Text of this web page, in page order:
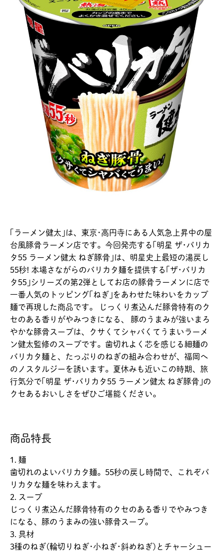
｢ラーメン健太｣は、東京･高円寺にある人気急上昇中の屋
台風豚骨ラーメン店です。今回発売する｢明星 ザ･バリカ
タ55 ラーメン健太 ねぎ豚骨｣は、明星史上最短の湯戻し
55秒! 本場さながらのバリカタ麺を提供する｢ザ･バリカ
タ55｣シリーズの第2弾としてお店の豚骨ラーメンに店で
一番人気のトッピング｢ねぎ｣をあわせた味わいをカップ
麺で再現した商品です。 じっくり煮込んだ豚骨特有のク
セのある香りがやみつきになる、 豚のうまみが強いまろ
やかな豚骨スープは、クサくてシャバくてうまいラーメ
ン健太監修のスープです。歯切れよく芯を感じる細麺の
バリカタ麺と、たっぷりのねぎの組み合わせが、福岡へ
のノスタルジーを誘います。夏休みも近いこの時期、旅
行気分で｢明星 ザ･バリカタ55 ラーメン健太 ねぎ豚骨｣の
クセあるおいしさをぜひご堪能ください。
商品特長
1. 麺
歯切れのよいバリカタ麺。55秒の戻し時間で、これぞバ
リカタな麺を味わえます。
2. スープ
じっくり煮込んだ豚骨特有のクセのある香りでやみつき
になる、豚のうまみの強い豚骨スープ。
3. 具材
3種のねぎ(輪切りねぎ･小ねぎ･斜めねぎ)とチャーシュー